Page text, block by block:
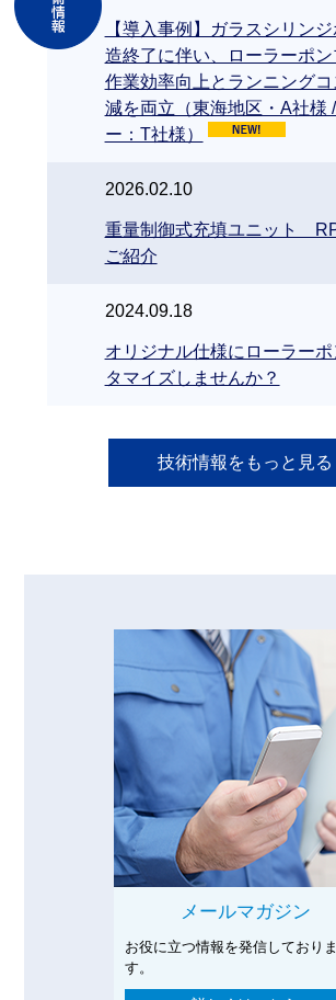
【導入事例】ガラスシリン
造終了に伴い、ローラーポン
作業効率向上とランニング
減を両立（東海地区・A社様
ー：T社様）
2026.02.10
重量制御式充填ユニット
ご紹介
2024.09.18
オリジナル仕様にローラー
タマイズしませんか？
技術情報をもっと見る
メールマガジン
お役に立つ情報を発信しておりま
す。